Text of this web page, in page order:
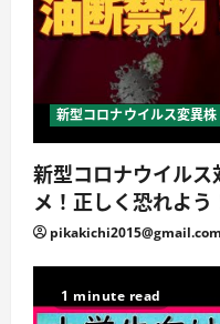
新型コロナウイルス変異株
新型コロナウイル
メ！正しく恐れよう
pikakichi2015@gmail.com
1 minute read